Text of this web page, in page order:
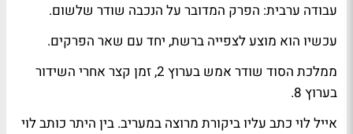
עבודה ערבית: הפרק המדובר על הנכבה שודר שלשום.
עכשיו הוא מוצע לצפייה ברשת, יחד עם שאר הפרקים.
ממלכת הסוד שודר אמש בערוץ 2 , זמן קצר אחרי השידור
בערוץ 8 .
אייל לוי כתב עליוביקורת מרוצה במעריב. בין היתר כותב לוי